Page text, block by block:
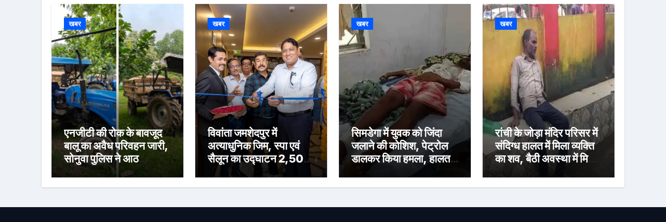
खबर
एनजीटी की रोक के बावजूद
बालू का अवैध परिवहन जारी,
सोनुवा पुलिस ने आठ
ओवरलोड ट्रैक्टर किए जब्त
खबर
विवांता जमशेदपुर में
अत्याधुनिक जिम, स्पा एवं
सैलून का उद्घाटन 2,500
वर्गफुट के आधुनिक जिम,
स्पा, सैलून एवं स्टीम रूम के
विश्वस्तरीय वेलनेस सुविधा
खबर
सिमडेगा में युवक को जिंदा
जलाने की कोशिश, पेट्रोल
डालकर किया हमला, हालत
खबर
रांची के जोड़ा मंदिर परिसर में
संदिग्ध हालत में मिला व्यक्ति
का शव, बैठी अवस्था में मिलने